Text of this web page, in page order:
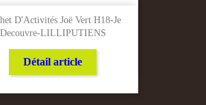
D'Activités Joë Vert H18-Je
Decouvre-LILLIPUTIENS
Détail article